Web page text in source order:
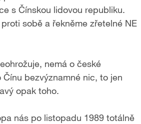
s Čínskou lidovou republiku.
sobě a řekněme zřetelné NE
nemá o české
bezvýznamné nic, to jen
opak toho.
nás po listopadu 1989 totálně